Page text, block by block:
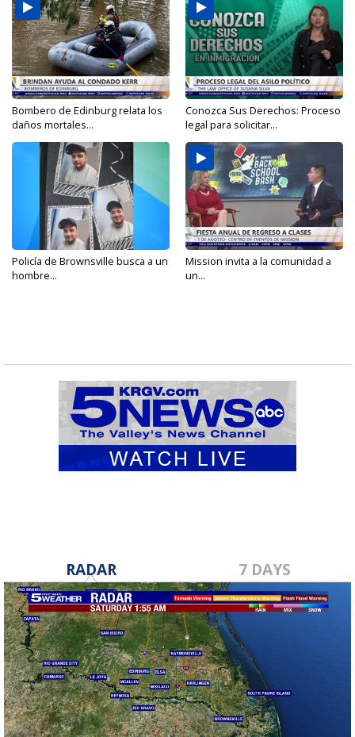
Bombero de Edinburg relata los
daños mortales...
Conozca Sus Derechos: Proceso
legal para solicitar...
Policía de Brownsville busca a un
hombre...
Mission invita a la comunidad a
un...
RADAR 7 DAYS